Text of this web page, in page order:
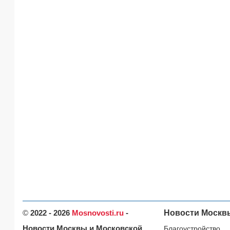
© 2022 - 2026 Mosnovosti.ru -
Новости Москвы и Московской
Новости